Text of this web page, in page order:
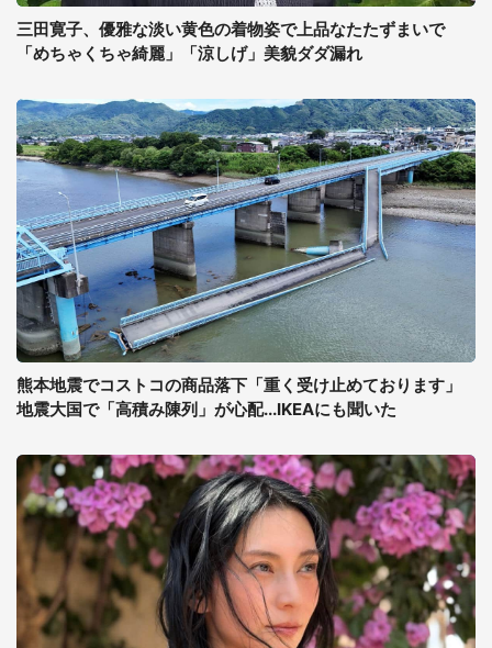
三田寛子、優雅な淡い黄色の着物姿で上品なたたずまいで
「めちゃくちゃ綺麗」「涼しげ」美貌ダダ漏れ
熊本地震でコストコの商品落下「重く受け止めております」
地震大国で「高積み陳列」が心配...IKEAにも聞いた